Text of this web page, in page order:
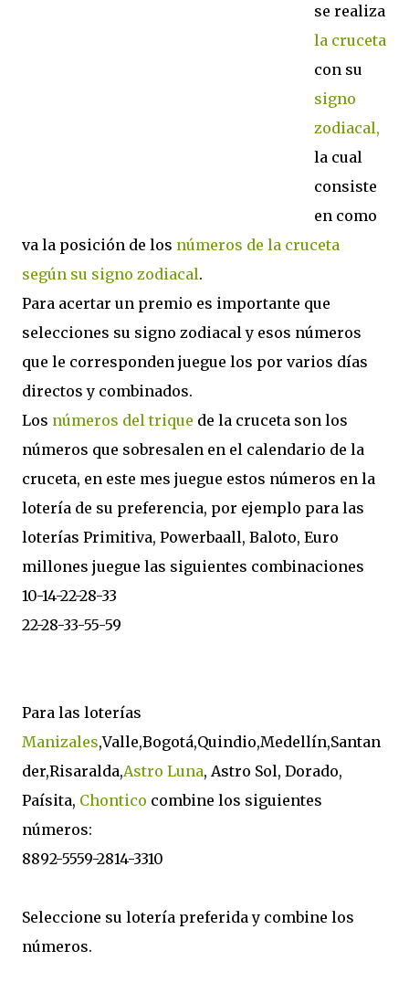
se realiza
la cruceta
con su
signo
zodiacal,
la cual
consiste
en como
va la posición de los números de la cruceta
según su signo zodiacal.
Para acertar un premio es importante que
selecciones su signo zodiacal y esos números
que le corresponden juegue los por varios días
directos y combinados.
Los números del trique de la cruceta son los
números que sobresalen en el calendario de la
cruceta, en este mes juegue estos números en la
lotería de su preferencia, por ejemplo para las
loterías Primitiva, Powerbaall, Baloto, Euro
millones juegue las siguientes combinaciones
10-14-22-28-33
22-28-33-55-59
Para las loterías
Manizales,Valle,Bogotá,Quindio,Medellín,Santan
der,Risaralda,Astro Luna, Astro Sol, Dorado,
Paísita, Chontico combine los siguientes
números:
8892-5559-2814-3310
Seleccione su lotería preferida y combine los
números.